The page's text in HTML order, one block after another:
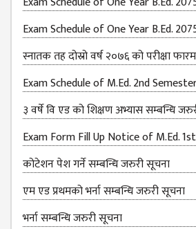
Exam Schedule of One Year B.Ed.
स्नातक तह दोस्रो वर्ष २०७६ को परीक्षा
Exam Schedule of M.Ed. 2nd
३ वर्षे वि एड को शिक्षण अभ्यास सम्बन्धि
Exam Form Fill Up Notice of M.Ed.
कोटेशन पेश गर्ने सम्बन्धि जरुरी सूचना
एम एड प्रथमको भर्ना सम्बन्धि जरुरी सूचना
भर्ना सम्बन्धि जरुरी सूचना